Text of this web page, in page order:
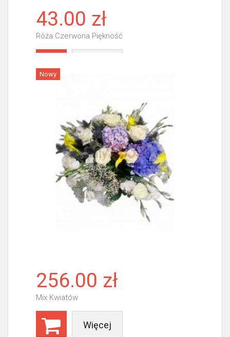
43.00 zł
Róża Czerwona Piękność
Nowy
256.00 zł
Mix Kwiatów
Więcej